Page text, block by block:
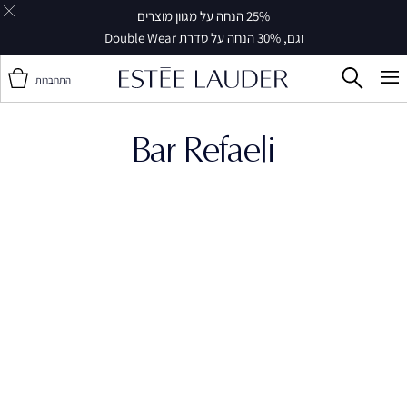
25% הנחה על מגוון מוצרים
וגם, 30% הנחה על סדרת Double Wear
התחברות
Bar Refaeli